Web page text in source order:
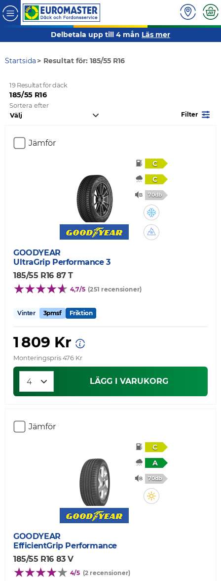
Delbetala upp till 4 mån Läs mer
Startsida Resultat för: 185/55 R16
19 Resultat för däck
185/55 R16
Sortera efter
Filter
Jämför
C
C
70db
GOODYEAR
UltraGrip Performance 3
185/55 R16 87 T
4,7/5 (251 recensioner)
Vinter 3pmsf Friktion
1 809 Kr
Monteringspris 476 Kr
LÄGG I VARUKORG
Jämför
C
A
70db
GOODYEAR
EfficientGrip Performance
185/55 R16 83 V
4/5 (2 recensioner)